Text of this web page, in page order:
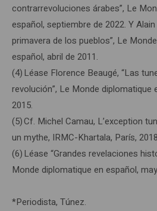
contrarrevoluciones árabes”, Le
español, septiembre de 2022. Y Alain
primavera de los pueblos”, Le
español, abril de 2011.
(4) Léase Florence Beaugé, “Las
revolución”, Le Monde diplomatique
2015.
(5) Cf. Michel Camau, L’exception
un mythe, IRMC-Khartala, París,
(6) Léase “Grandes revelaciones
Monde diplomatique en español,
*Periodista, Túnez.